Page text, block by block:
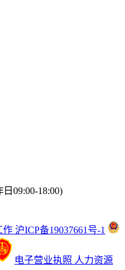
日09:00-18:00)
沪ICP备19037661号-1
电子营业执照 人力资源